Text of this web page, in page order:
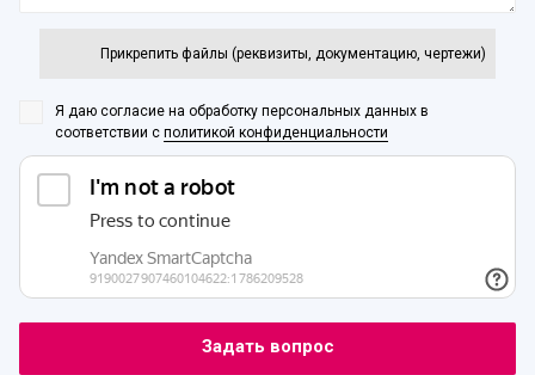
Прикрепить файлы (реквизиты, документацию, чертежи)
Я даю согласие на обработку персональных данных в
соответствии с политикой конфиденциальности